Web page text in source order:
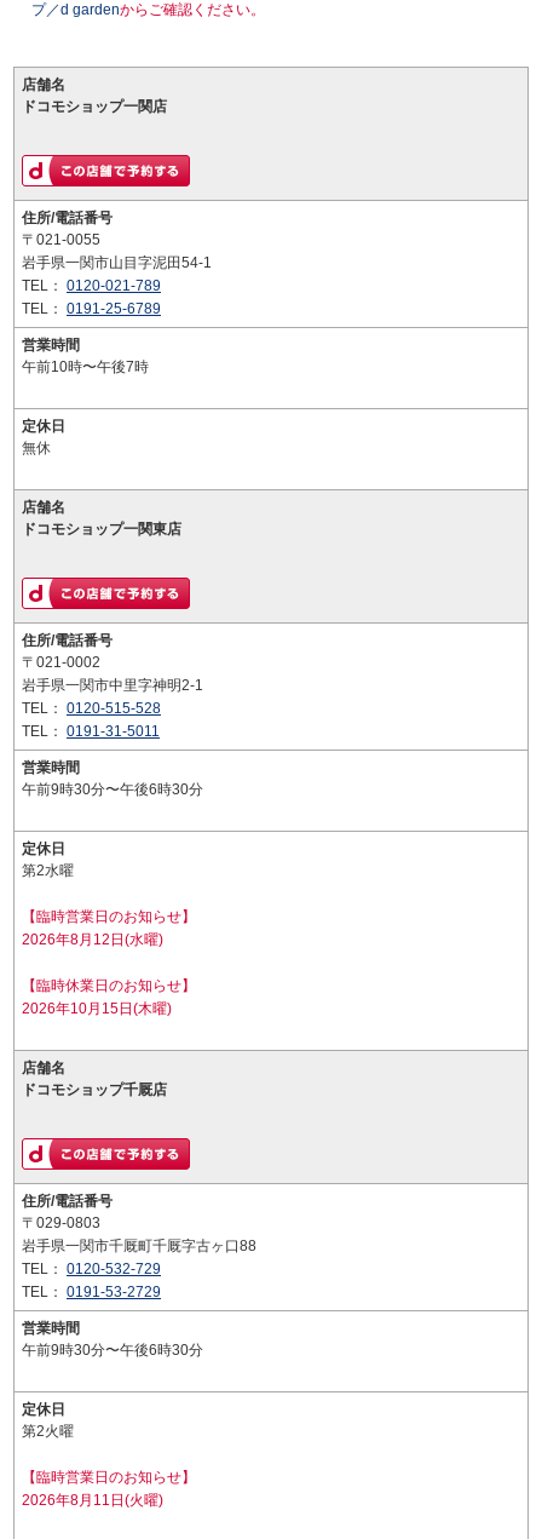
プ／d gardenからご確認ください。
店舗名
ドコモショップ一関店
住所/電話番号
〒021-0055
岩手県一関市山目字泥田54-1
TEL： 0120-021-789
TEL： 0191-25-6789
営業時間
午前10時〜午後7時
定休日
無休
店舗名
ドコモショップ一関東店
住所/電話番号
〒021-0002
岩手県一関市中里字神明2-1
TEL： 0120-515-528
TEL： 0191-31-5011
営業時間
午前9時30分〜午後6時30分
定休日
第2水曜
【臨時営業日のお知らせ】
2026年8月12日(水曜)
【臨時休業日のお知らせ】
2026年10月15日(木曜)
店舗名
ドコモショップ千厩店
住所/電話番号
〒029-0803
岩手県一関市千厩町千厩字古ヶ口88
TEL： 0120-532-729
TEL： 0191-53-2729
営業時間
午前9時30分〜午後6時30分
定休日
第2火曜
【臨時営業日のお知らせ】
2026年8月11日(火曜)